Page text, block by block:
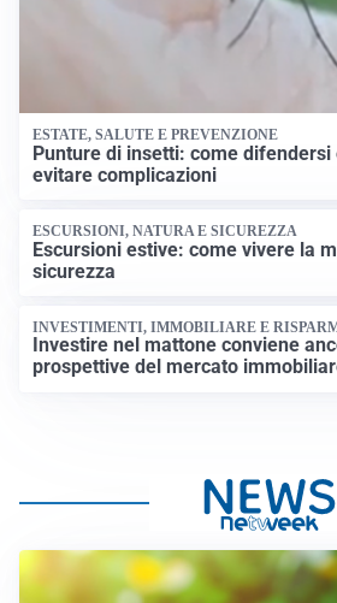
ESTATE, SALUTE E PREVENZIONE
Punture di insetti: come difendersi
evitare complicazioni
ESCURSIONI, NATURA E SICUREZZA
Escursioni estive: come vivere la
sicurezza
INVESTIMENTI, IMMOBILIARE E
Investire nel mattone conviene
prospettive del mercato